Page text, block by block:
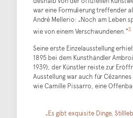
war eine Formulierung treffender
André Mellerio: „Noch am Leben
wie von einem Verschwundenen.“3
Seine erste Einzelausstellung
1895 bei dem Kunsthändler
1939); der Künstler reiste zur
Ausstellung war auch für
wie Camille Pissarro, eine
„Es gibt exquisite Dinge,